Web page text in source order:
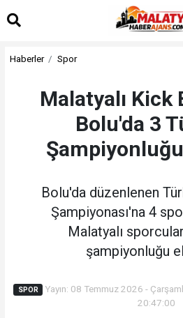
Haberler Spor
Malatyalı Kick
Bolu'da 3
Bolu'da düzenlenen
Şampiyonası'na 4
Malatyalı
şampiyonluğu
SPOR
Yayın: 08 Temmuz 2026 -
20:47:00